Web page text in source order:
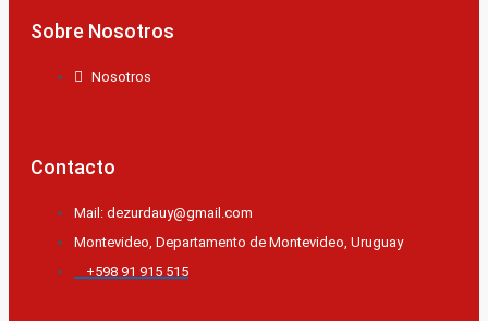
Sobre Nosotros
Nosotros
Contacto
Mail: dezurdauy@gmail.com
Montevideo, Departamento de Montevideo, Uruguay
+598 91 915 515